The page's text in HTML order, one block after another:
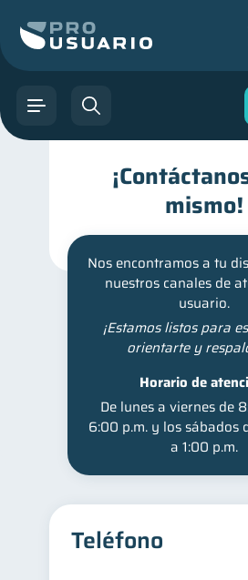
Teléfono
mismo!
Nos encontramos a tu
nuestros canales de
usuario.
¡Estamos listos para
orientarte y
Horario de
De lunes a viernes de
6:00 p.m. y los sábados
a 1:00 p.m.